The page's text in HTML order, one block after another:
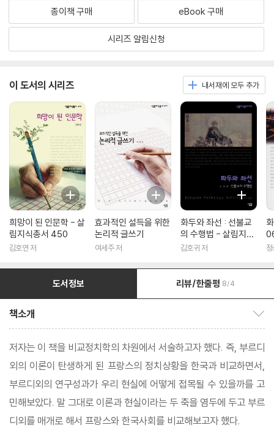
종이책 구매 eBook 구매
시리즈 알림신청
이 도서의 시리즈 내서재에 모두 추가
희망이 된 인문학 - 살
림지식총서 450
김호연 저
효과적인 설득을 위한
논리적 글쓰기
여세주 저
화두와 좌선 : 선불교
의 수행법 - 살림지식
총서 316
김호귀 저
도서정보 리뷰/한줄평 8/4
책소개
저자는 이 책을 비교정치학의 차원에서 서술하고자 했다. 즉, 부르디
외의 이론이 탄생하게 된 프랑스의 정치상황을 한국과 비교하면서,
부르디외의 연구성과가 우리 현실에 어떻게 접목될 수 있을까를 고
민해보았다. 말 그대로 이론과 현실이라는 두 축을 염두에 두고 부르
디외를 매개로 해서 프랑스와 한국사회를 비교해보고자 했다.